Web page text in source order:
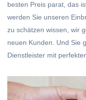
besten Preis parat, das
werden Sie unseren
zu schätzen wissen, wir
neuen Kunden. Und Sie
Dienstleister mit